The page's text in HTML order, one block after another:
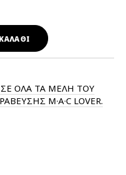
ΟΛΑ ΤΑ ΜΕΛΗ ΤΟΥ
M·A·C LOVER.